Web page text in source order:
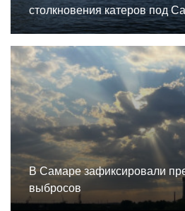
столкновения катеров под
В Самаре зафиксировали
выбросов